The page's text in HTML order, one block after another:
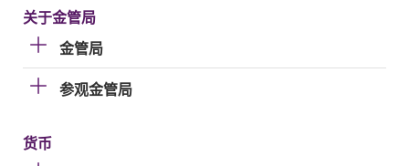
关于金管局
金管局
参观金管局
货币